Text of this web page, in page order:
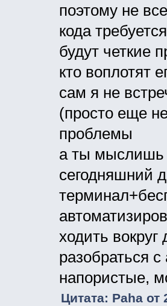
поэтому не
кода
будут четкие
кто воплотят
сам я не
(просто еще
проблемы
а ты мыслишь
сегодняшний
ходить
разобраться
напористые,
Цитата: Paha